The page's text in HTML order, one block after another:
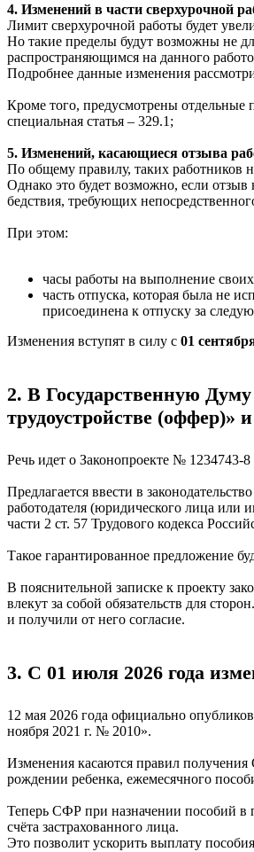
4. Изменений в части сверхурочной
Лимит сверхурочной работы будет
Но такие пределы будут возможны не
распространяющимся на данного
Подробнее данные изменения
Кроме того, предусмотрены отдельные
специальная статья – 329.1;
5. Изменений, касающиеся отзыва
По общему правилу, таких работников
Однако это будет возможно, если
бедствия, требующих
При этом:
часы работы на выполнение
часть отпуска, которая была не
присоединена к отпуску за
Изменения вступят в силу с 01
2. В Государственную
трудоустройстве (оффер)»
Речь идет о Законопроекте № 1234743-
Предлагается ввести в законодательство
работодателя (юридического лица или
части 2 ст. 57 Трудового кодекса
Такое гарантированное предложение
В пояснительной записке к проекту
влекут за собой обязательств для
и получили от него согласие.
3. С 01 июля 2026 года
12 мая 2026 года официально
ноября 2021 г. № 2010».
Изменения касаются правил
рождении ребенка, ежемесячного
Теперь СФР при назначении пособий в
счёта застрахованного лица.
Это позволит ускорить выплату